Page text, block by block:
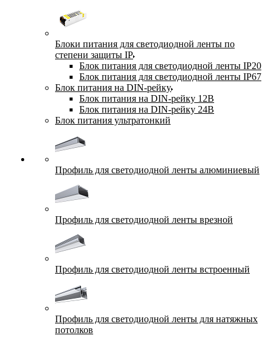
Блоки питания для светодиодной ленты по
степени защиты IP
Блок питания для светодиодной ленты IP20
Блок питания для светодиодной ленты IP67
Блок питания на DIN-рейку
Блок питания на DIN-рейку 12В
Блок питания на DIN-рейку 24В
Блок питания ультратонкий
Профиль для светодиодной ленты алюминиевый
Профиль для светодиодной ленты врезной
Профиль для светодиодной ленты встроенный
Профиль для светодиодной ленты для натяжных
потолков